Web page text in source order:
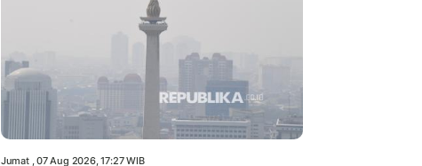
Jumat , 07 Aug 2026, 17:27 WIB